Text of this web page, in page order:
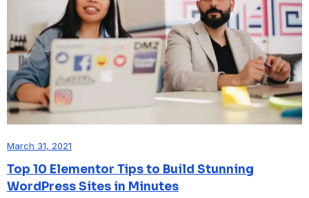
March 31, 2021
Top 10 Elementor Tips to Build Stunning
WordPress Sites in Minutes